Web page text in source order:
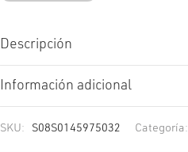
Descripción
Información adicional
SKU: S08S0145975032 Categoría: